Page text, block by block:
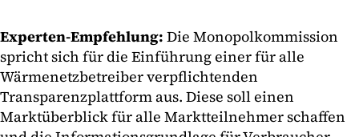
Experten-Empfehlung: Die Monopolkommission
spricht sich für die Einführung einer für alle
Wärmenetzbetreiber verpflichtenden
Transparenzplattform aus. Diese soll einen
Marktüberblick für alle Marktteilnehmer schaffen